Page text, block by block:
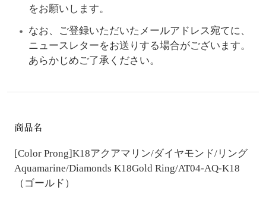
をお願いします。
なお、ご登録いただいたメールアドレス宛てに、
ニュースレターをお送りする場合がございます。
あらかじめご了承ください。
商品名
[Color Prong]K18アクアマリン/ダイヤモンド/リング
Aquamarine/Diamonds K18Gold Ring/AT04-AQ-K18
（ゴールド）